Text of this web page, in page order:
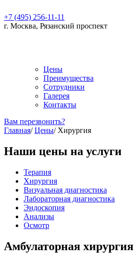
+7 (495) 256-11-11
г. Москва, Рязанский проспект
Цены
Преимущества
Сотрудники
Галерея
Контакты
Вам перезвонить?
Главная/ Цены/ Хирургия
Наши цены на услуги
Терапия
Хирургия
Визуальная диагностика
Лабораторная диагностика
Эндоскопия
Анализы
Осмотр
Амбулаторная хирургия